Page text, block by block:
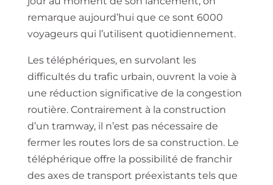
remarque aujourd’hui que ce sont 6000
voyageurs qui l’utilisent quotidiennement.
Les téléphériques, en survolant les
difficultés du trafic urbain, ouvrent la voie à
une réduction significative de la congestion
routière. Contrairement à la construction
d’un tramway, il n’est pas nécessaire de
fermer les routes lors de sa construction. Le
téléphérique offre la possibilité de franchir
des axes de transport préexistants tels que